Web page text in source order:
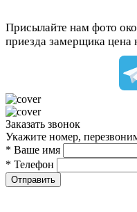
Присылайте нам фото
приезда замерщика цена
Заказать звонок
Укажите номер,
* Ваше имя
* Телефон
Отправить